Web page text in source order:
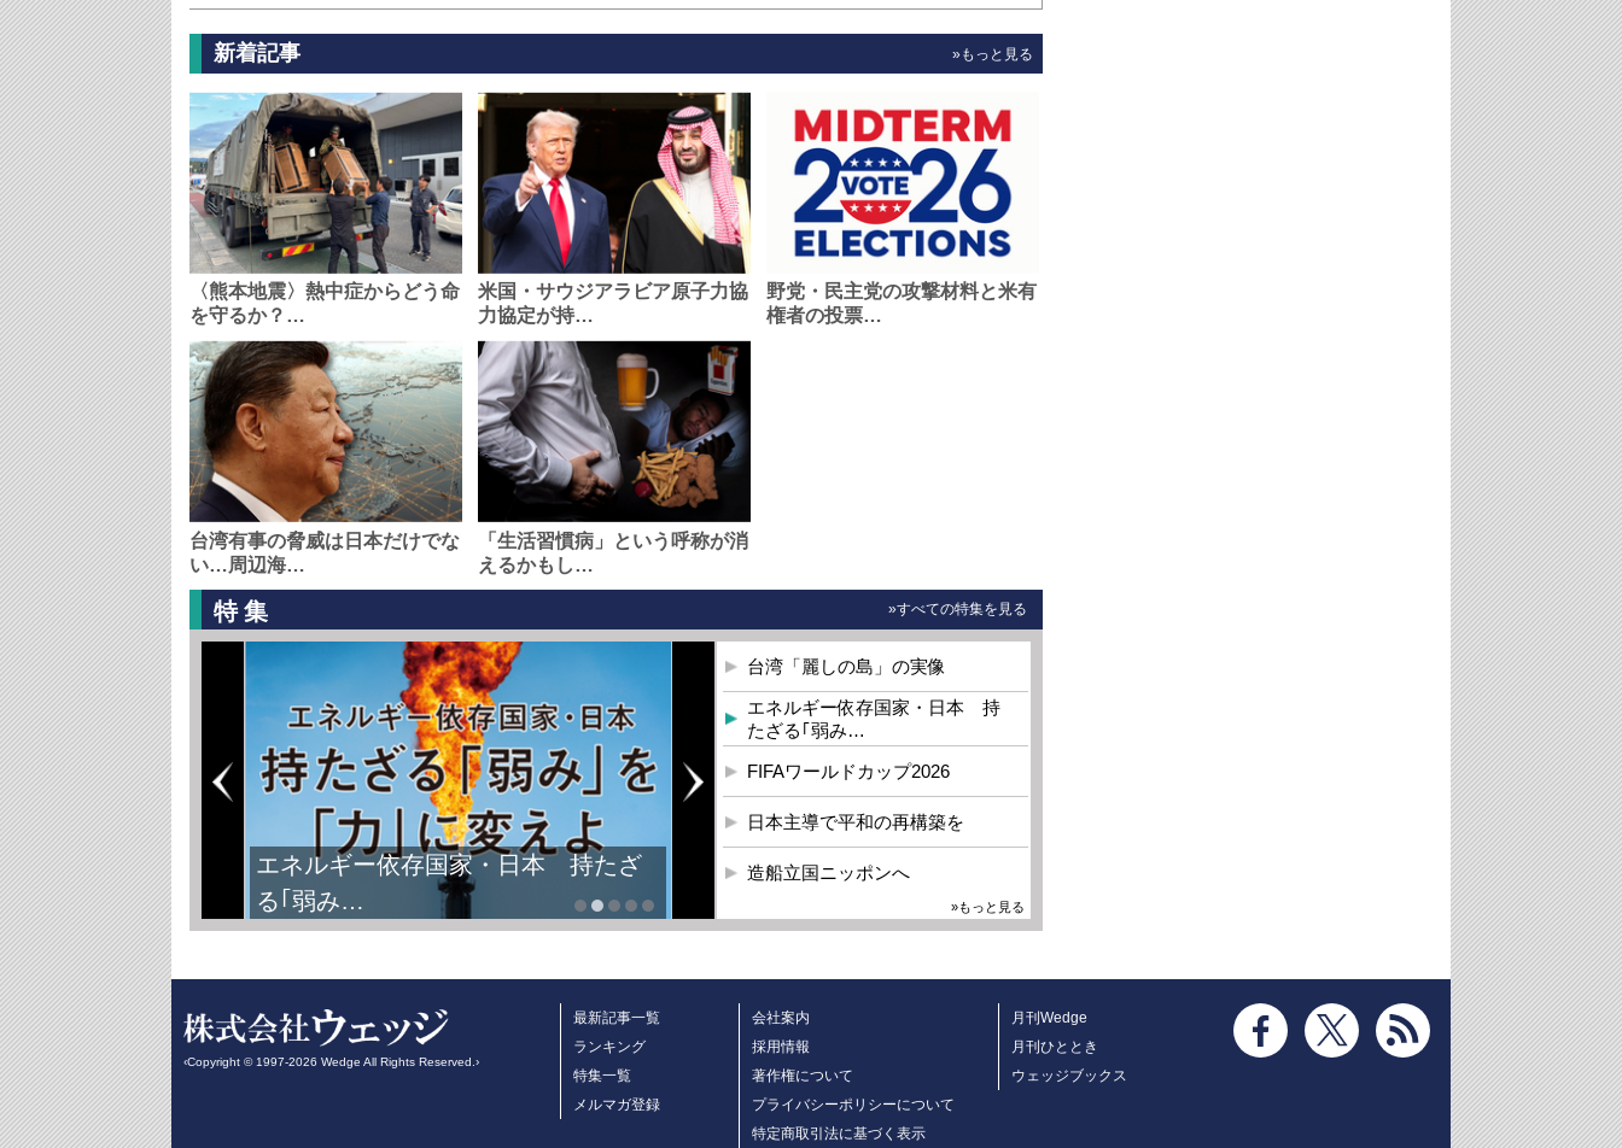
新着記事 »もっと見る
〈熊本地震〉熱中症からどう命
を守るか？…
米国・サウジアラビア原子力協
力協定が持…
野党・民主党の攻撃材料と米有
権者の投票…
台湾有事の脅威は日本だけでな
い…周辺海…
「生活習慣病」という呼称が消
えるかもし…
特集 »すべての特集を見る
エネルギー依存国家・日本 持たざ
る｢弱み…
台湾「麗しの島」の実像
エネルギー依存国家・日本 持
たざる｢弱み…
FIFAワールドカップ2026
日本主導で平和の再構築を
造船立国ニッポンへ
»もっと見る
‹Copyright © 1997-2026 Wedge All Rights Reserved.›
最新記事一覧
ランキング
特集一覧
メルマガ登録
会社案内
採用情報
著作権について
プライバシーポリシーについて
特定商取引法に基づく表示
月刊Wedge
月刊ひととき
ウェッジブックス